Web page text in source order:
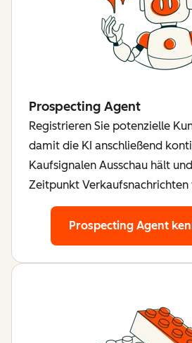
Prospecting Agent
Registrieren Sie potenzielle
damit die KI anschließend
Kaufsignalen Ausschau hält
Zeitpunkt Verkaufsnachrichten
Prospecting Agent